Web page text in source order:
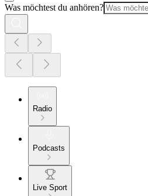
Was möchtest du anhören?
Radio
Podcasts
Live Sport